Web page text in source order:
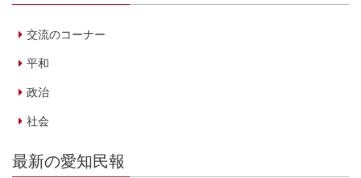
交流のコーナー
平和
政治
社会
最新の愛知民報